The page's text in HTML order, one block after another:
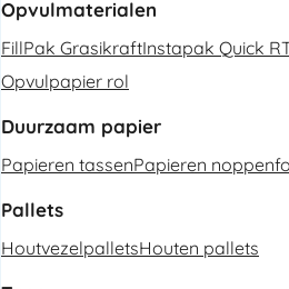
Opvulmaterialen
FillPak GrasikraftInstapak Quick
Opvulpapier rol
Duurzaam papier
Papieren tassenPapieren
Pallets
HoutvezelpalletsHouten pallets